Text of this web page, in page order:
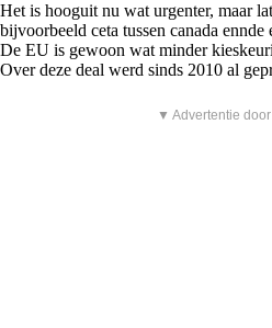
Het is hooguit nu wat urgenter, maar
bijvoorbeeld ceta tussen canada ennde
De EU is gewoon wat minder
Over deze deal werd sinds 2010 al
▼ Advertentie